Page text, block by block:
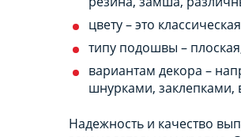
цвету – это
типу подошвы –
вариантам декора –
шнурками,
Надежность и качество